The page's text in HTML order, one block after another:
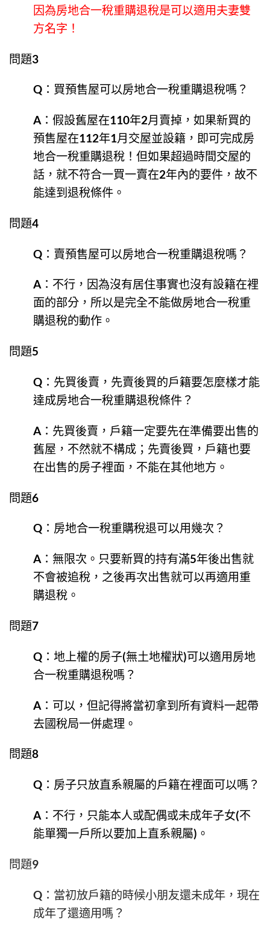
因為房地合一稅重購退稅是可以適用夫妻雙
方名字！
問題3
Q：買預售屋可以房地合一稅重購退稅嗎？
A：假設舊屋在110年2月賣掉，如果新買的
預售屋在112年1月交屋並設籍，即可完成房
地合一稅重購退稅！但如果超過時間交屋的
話，就不符合一買一賣在2年內的要件，故不
能達到退稅條件。
問題4
Q：賣預售屋可以房地合一稅重購退稅嗎？
A：不行，因為沒有居住事實也沒有設籍在裡
面的部分，所以是完全不能做房地合一稅重
購退稅的動作。
問題5
Q：先買後賣，先賣後買的戶籍要怎麼樣才能
達成房地合一稅重購退稅條件？
A：先買後賣，戶籍一定要先在準備要出售的
舊屋，不然就不構成；先賣後買，戶籍也要
在出售的房子裡面，不能在其他地方。
問題6
Q：房地合一稅重購稅退可以用幾次？
A：無限次。只要新買的持有滿5年後出售就
不會被追稅，之後再次出售就可以再適用重
購退稅。
問題7
Q：地上權的房子(無土地權狀)可以適用房地
合一稅重購退稅嗎？
A：可以，但記得將當初拿到所有資料一起帶
去國稅局一併處理。
問題8
Q：房子只放直系親屬的戶籍在裡面可以嗎？
A：不行，只能本人或配偶或未成年子女(不
能單獨一戶所以要加上直系親屬)。
問題9
Q：當初放戶籍的時候小朋友還未成年，現在
成年了還適用嗎？